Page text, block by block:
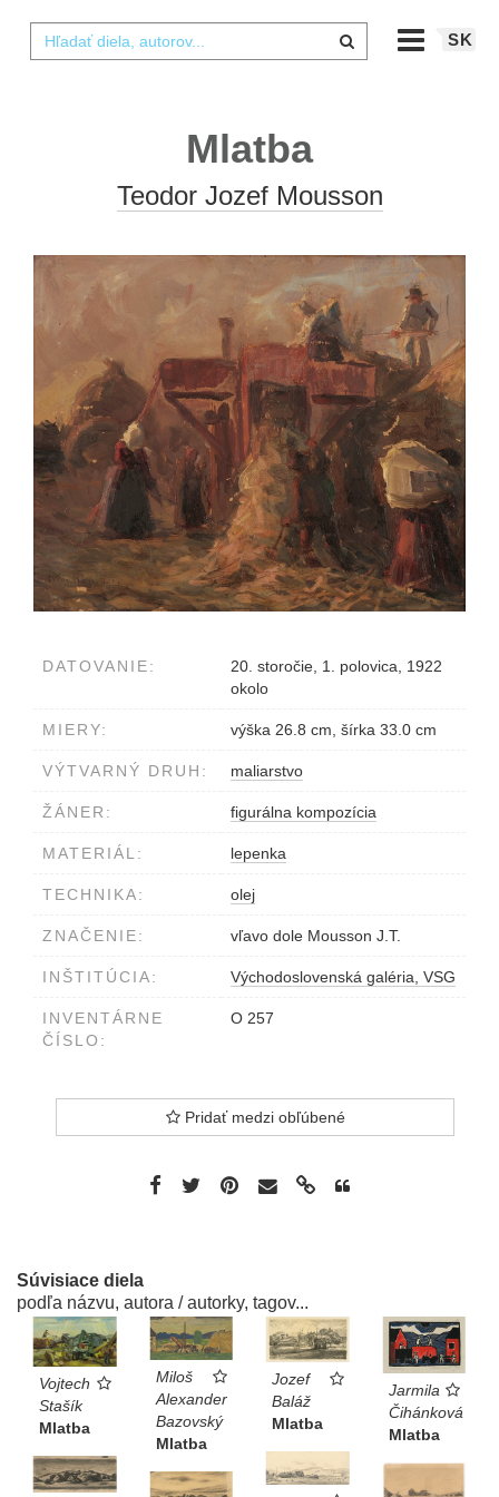
SK
Mlatba
Teodor Jozef Mousson
DATOVANIE:
20. storočie, 1. polovica, 1922
okolo
MIERY: výška 26.8 cm, šírka 33.0 cm
VÝTVARNÝ DRUH: maliarstvo
ŽÁNER: figurálna kompozícia
MATERIÁL: lepenka
TECHNIKA: olej
ZNAČENIE: vľavo dole Mousson J.T.
INŠTITÚCIA: Východoslovenská galéria, VSG
INVENTÁRNE
ČÍSLO:
O 257
Pridať medzi obľúbené
Súvisiace diela
podľa názvu, autora / autorky, tagov...
Vojtech
Stašík
Mlatba
Miloš
Alexander
Bazovský
Mlatba
Jozef
Baláž
Mlatba
Jarmila
Čihánková
Mlatba